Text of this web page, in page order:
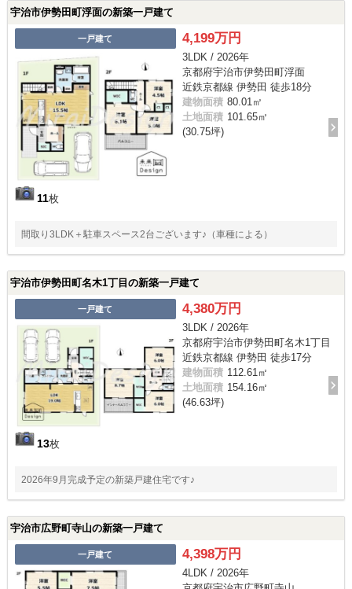
宇治市伊勢田町浮面の新築一戸建て
一戸建て
11枚
4,199万円
3LDK / 2026年
京都府宇治市伊勢田町浮面
近鉄京都線 伊勢田 徒歩18分
建物面積 80.01㎡
土地面積 101.65㎡
(30.75坪)
間取り3LDK＋駐車スペース2台ございます♪（車種による）
宇治市伊勢田町名木1丁目の新築一戸建て
一戸建て
13枚
4,380万円
3LDK / 2026年
京都府宇治市伊勢田町名木1丁目
近鉄京都線 伊勢田 徒歩17分
建物面積 112.61㎡
土地面積 154.16㎡
(46.63坪)
2026年9月完成予定の新築戸建住宅です♪
宇治市広野町寺山の新築一戸建て
一戸建て 4,398万円
4LDK / 2026年